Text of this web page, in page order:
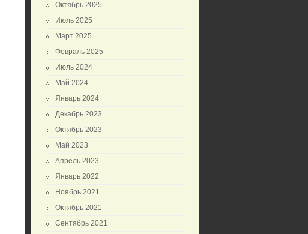
Октябрь 2025
Июль 2025
Март 2025
Февраль 2025
Июль 2024
Май 2024
Январь 2024
Декабрь 2023
Октябрь 2023
Май 2023
Апрель 2023
Январь 2022
Ноябрь 2021
Октябрь 2021
Сентябрь 2021